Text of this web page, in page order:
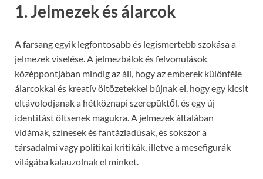
1. Jelmezek és álarcok
A farsang egyik legfontosabb és legismertebb szokása a
jelmezek viselése. A jelmezbálok és felvonulások
középpontjában mindig az áll, hogy az emberek különféle
álarcokkal és kreatív öltözetekkel bújnak el, hogy egy kicsit
eltávolodjanak a hétköznapi szerepüktől, és egy új
identitást öltsenek magukra. A jelmezek általában
vidámak, színesek és fantáziadúsak, és sokszor a
társadalmi vagy politikai kritikák, illetve a mesefigurák
világába kalauzolnak el minket.